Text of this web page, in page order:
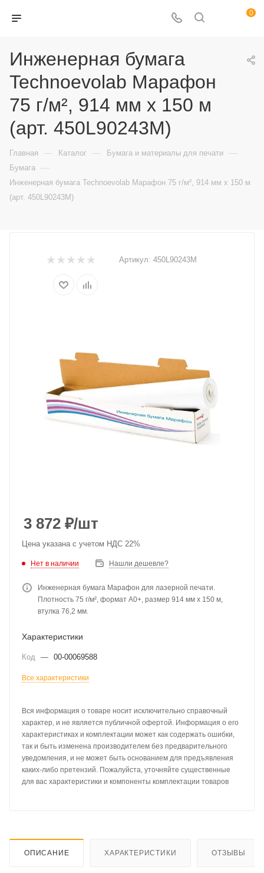
0
Инженерная бумага
Technoevolab Марафон
75 г/м², 914 мм x 150 м
(арт. 450L90243M)
Главная — Каталог — Бумага и материалы для печати —
Бумага —
Инженерная бумага Technoevolab Марафон 75 г/м², 914 мм x 150 м
(арт. 450L90243M)
Артикул: 450L90243M
3 872 ₽/шт
Цена указана с учетом НДС 22%
Нет в наличии Нашли дешевле?
Инженерная бумага Марафон для лазерной печати.
Плотность 75 г/м², формат А0+, размер 914 мм x 150 м,
втулка 76,2 мм.
Характеристики
Код — 00-00069588
Все характеристики
Вся информация о товаре носит исключительно справочный
характер, и не является публичной офертой. Информация о его
характеристиках и комплектации может как содержать ошибки,
так и быть изменена производителем без предварительного
уведомления, и не может быть основанием для предъявления
каких-либо претензий. Пожалуйста, уточняйте существенные
для вас характеристики и компоненты комплектации товаров
ОПИСАНИЕ ХАРАКТЕРИСТИКИ ОТЗЫВЫ